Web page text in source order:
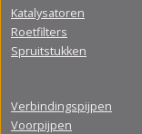
Katalysatoren
Roetfilters
Spruitstukken
Verbindingspijpen
Voorpijpen